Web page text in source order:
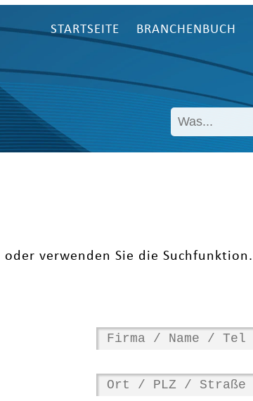
STARTSEITE BRANCHENBUCH
verwenden Sie die Suchfunktion.